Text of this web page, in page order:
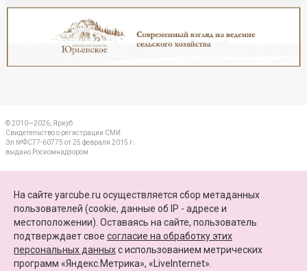
© 2010—2026, Яркуб
Свидетельство о регистрации СМИ:
Эл №ФС77-60775 от 25 февраля 2015 г.
выдано Роскомнадзором
ПАРТНЕРЫ
КАРТА САЙТА
+7 (4852) 64-15-52
На сайте yarcube.ru осуществляется сбор метаданных
пользователей (cookie, данные об IP - адресе и
местоположении). Оставаясь на сайте, пользователь
подтверждает свое согласие на обработку этих
персональных данныхc использованием метрических
программ «Яндекс.Метрика», «LiveInternet».